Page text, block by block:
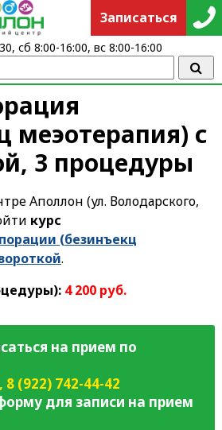
меэотерапия) с
3 процедуры
Аполлон (ул. Володарского,
курс
(безинъекц
.
4 200 руб.
на прием по
, 8 (922) 742-44-42
для записи на прием
Записаться
сб 8:00-16:00, вс 8:00-16:00